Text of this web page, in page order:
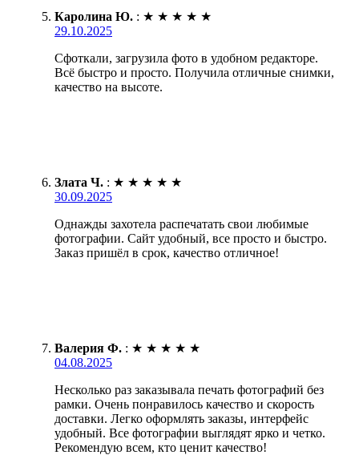
Каролина Ю. : ★ ★ ★ ★ ★
29.10.2025
Сфоткали, загрузила фото в удобном редакторе.
Всё быстро и просто. Получила отличные снимки,
качество на высоте.
Злата Ч. : ★ ★ ★ ★ ★
30.09.2025
Однажды захотела распечатать свои любимые
фотографии. Сайт удобный, все просто и быстро.
Заказ пришёл в срок, качество отличное!
Валерия Ф. : ★ ★ ★ ★ ★
04.08.2025
Несколько раз заказывала печать фотографий без
рамки. Очень понравилось качество и скорость
доставки. Легко оформлять заказы, интерфейс
удобный. Все фотографии выглядят ярко и четко.
Рекомендую всем, кто ценит качество!